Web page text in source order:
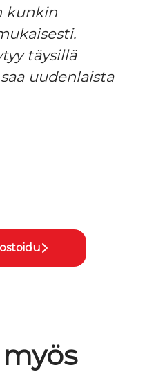
kunkin
täysillä
uudenlaista